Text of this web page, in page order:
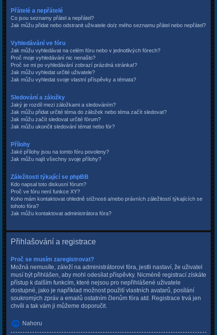
Přátelé a nepřátelé
Co jsou seznamy přátel a nepřátel?
Jak můžu přidat nebo odstranit uživatele do/z mého seznamu přátel nebo nepřátel?
Vyhledávání ve fóru
Jak můžu vyhledávat na celém fóru nebo v jednotlivých fórech?
Proč moje vyhledávání nic nenašlo?
Proč se mi po vyhledávání zobrazí prázdná stránka!?
Jak můžu vyhledat určité uživatele?
Jak můžu vyhledat svoje vlastní příspěvky a témata?
Sledování a záložky
Jaký je rozdíl mezi záložkami a sledováním?
Jak můžu přidat určité téma do záložek nebo téma začít sledovat?
Jak můžu začít sledovat určité fórum?
Jak můžu ukončit sledování témat nebo fór?
Přílohy
Jaké přílohy jsou na tomto fóru povoleny?
Jak můžu najít všechny svoje přílohy?
Záležitosti týkající se phpBB
Kdo napsal toto diskusní fórum?
Proč ve fóru není funkce XY?
Koho mám kontaktovat ohledně stížnosti a/nebo právních záležitostí týkajících se
tohoto fóra?
Jak můžu kontaktovat administrátora fóra?
Přihlašování a registrace
Proč se musím zaregistrovat?
Možná nemusíte, záleží na administrátorovi fóra, jestli nastaví, že uživatel
musí být přihlášen, aby mohl odesílat příspěvky. Nicméně registrací získáte
přístup k dalším funkcím, které nejsou pro nepřihlášené uživatele
dostupné, jako je například možnost použití vlastních avatarů, posílání
soukromých zpráv a emailů ostatním členům fóra atd. Registrace trvá jen
chvíli a tak vám ji můžeme doporučit.
Nahoru